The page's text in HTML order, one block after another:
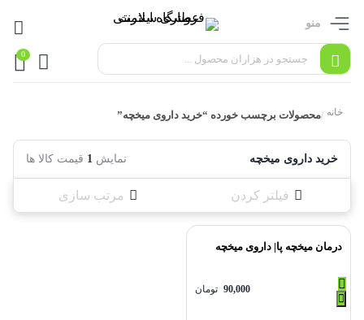
منو
0
خانه /محصولات برچسب خورده “خرید داروی میخچه”
خرید داروی میخچه نمایش 1 قیمت کالا ها
فیلتر کردن مرتب سازی
درمان میخچه پا| داروی میخچه
90,000 تومان